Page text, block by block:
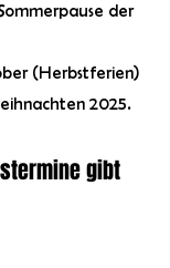
der
(Herbstferien)
2025.
gibt